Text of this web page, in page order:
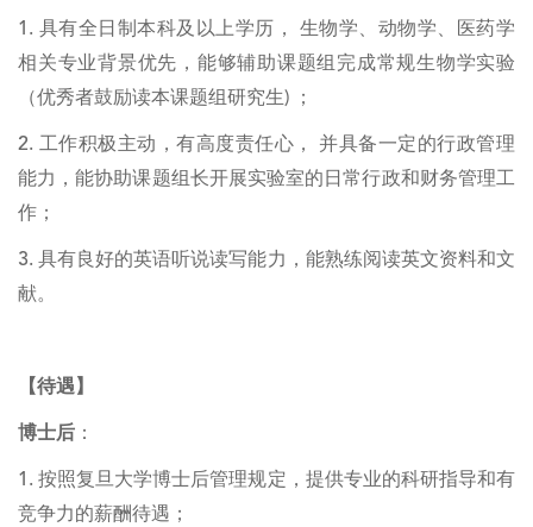
1. 具有全日制本科及以上学历， 生物学、动物学、医药学
相关专业背景优先，能够辅助课题组完成常规生物学实验
（优秀者鼓励读本课题组研究生) ；
2. 工作积极主动，有高度责任心， 并具备一定的行政管理
能力，能协助课题组长开展实验室的日常行政和财务管理工
作；
3. 具有良好的英语听说读写能力，能熟练阅读英文资料和文
献。
【待遇】
博士后 ：
1. 按照复旦大学博士后管理规定，提供专业的科研指导和有
竞争力的薪酬待遇；